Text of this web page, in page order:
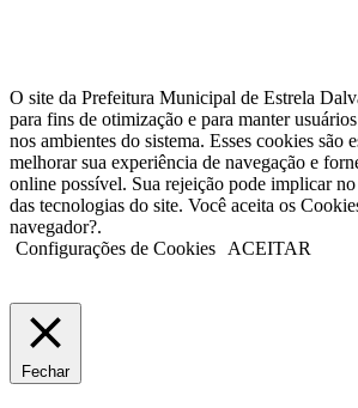
O site da Prefeitura Municipal de Estrela
para fins de otimização e para manter
nos ambientes do sistema. Esses cookies são
melhorar sua experiência de navegação e
online possível. Sua rejeição pode implicar
das tecnologias do site. Você aceita os
navegador?.
Configurações de Cookies
ACEITAR
Fechar